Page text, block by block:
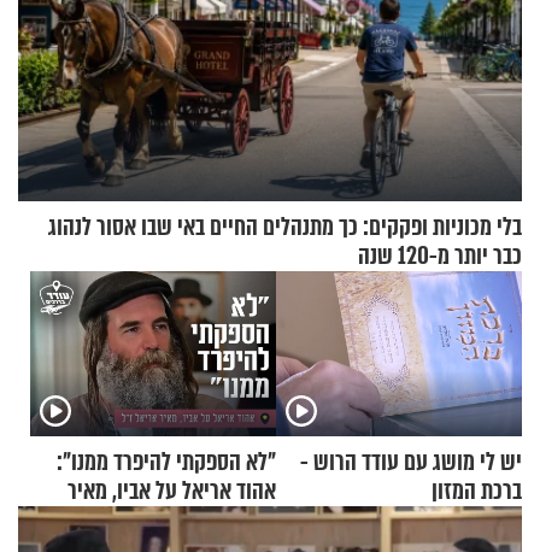
בלי מכוניות ופקקים: כך מתנהלים החיים באי שבו אסור לנהוג
כבר יותר מ-120 שנה
יש לי מושג עם עודד הרוש -
ברכת המזון
"לא הספקתי להיפרד ממנו":
אהוד אריאל על אביו, מאיר
אריאל ז"ל